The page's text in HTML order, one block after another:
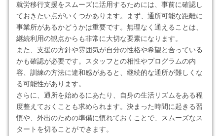
就労移行支援をスムーズに活用するためには、事前に確認し
ておきたい点がいくつかあります。まず、通所可能な距離に
事業所があるかどうかは重要です。無理なく通えることは、
継続利用の観点からも非常に大切な要素になります。
また、支援の方針や雰囲気が自分の性格や希望と合っている
かも確認が必要です。スタッフとの相性やプログラムの内
容、訓練の方法に違和感があると、継続的な通所が難しくな
る可能性があります。
さらに、通所を始めるにあたり、自身の生活リズムをある程
度整えておくことも求められます。決まった時間に起きる習
慣や、外出のための準備に慣れておくことで、スムーズなス
タートを切ることができます。